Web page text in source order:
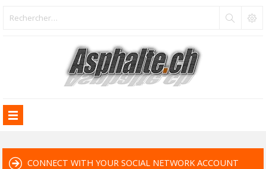
CONNECT WITH YOUR SOCIAL NETWORK ACCOUNT